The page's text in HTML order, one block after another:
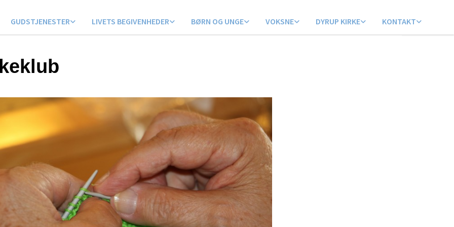
GUDSTJENESTER LIVETS BEGIVENHEDER BØRN OG UNGE VOKSNE DYRUP KIRKE KONTAKT